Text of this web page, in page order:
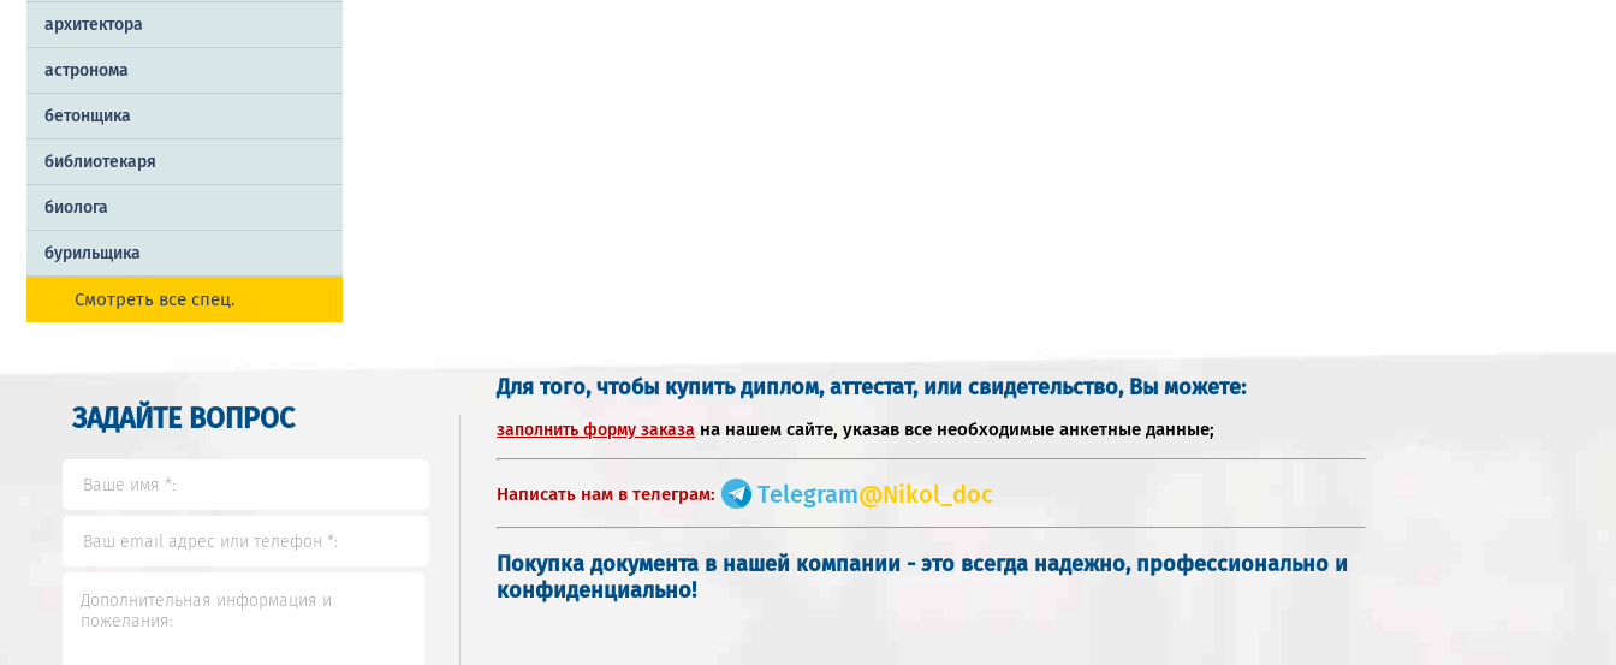
архитектора
астронома
бетонщика
библиотекаря
биолога
бурильщика
Смотреть все спец.
ЗАДАЙТЕ ВОПРОС
Для того, чтобы купить диплом, аттестат, или свидетельство, Вы можете:
заполнить форму заказа на нашем сайте, указав все необходимые анкетные данные;
Написать нам в телеграм: Telegram@Nikol_doc
Покупка документа в нашей компании - это всегда надежно, профессионально и
конфиденциально!